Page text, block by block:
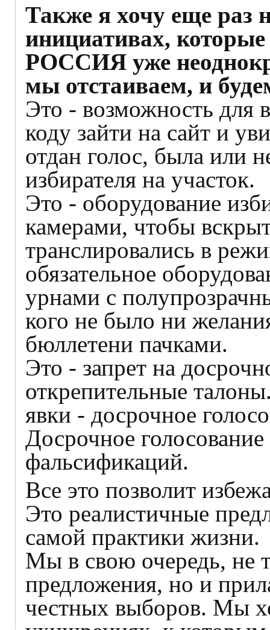
Также я хочу еще раз
инициативах,
РОССИЯ уже
мы отстаиваем, и
Это - возможность для
коду зайти на сайт и
отдан голос, была или
избирателя на участок.
Это - оборудование
камерами, чтобы
транслировались в
обязательное
урнами с
кого не было ни
бюллетени пачками.
Это - запрет на
открепительные
явки - досрочное
Досрочное
фальсификаций.
Все это позволит
Это реалистичные
самой практики жизни.
Мы в свою очередь, не
предложения, но и
честных выборов. Мы